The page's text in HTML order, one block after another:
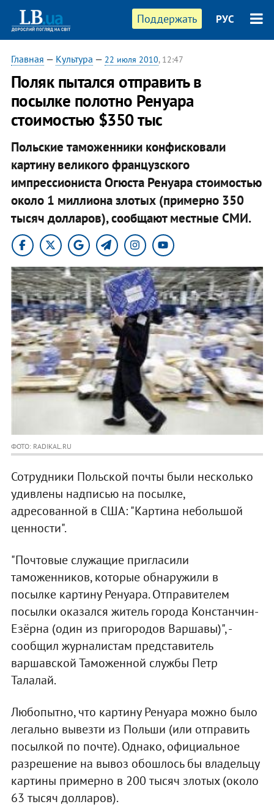
Поддержать РУС
Главная — Культура — 22 июля 2010, 12:47
Поляк пытался отправить в
посылке полотно Ренуара
стоимостью $350 тыс
Польские таможенники конфисковали
картину великого французского
импрессиониста Огюста Ренуара стоимостью
около 1 миллиона злотых (примерно 350
тысяч долларов), сообщают местные СМИ.
ФОТО: RADIKAL.RU
Сотрудники Польской почты были несколько
удивлены надписью на посылке,
адресованной в США: "Картина небольшой
ценности".
"Почтовые служащие пригласили
таможенников, которые обнаружили в
посылке картину Ренуара. Отправителем
посылки оказался житель города Констанчин-
Езёрна (один из пригородов Варшавы)", -
сообщил журналистам представитель
варшавской Таможенной службы Петр
Талалай.
Любопытно, что картину Ренуара можно было
легально вывезти из Польши (или отправить
посылкой по почте). Однако, официальное
разрешение на вывоз обошлось бы владельцу
картины примерно в 200 тысяч злотых (около
63 тысяч долларов).